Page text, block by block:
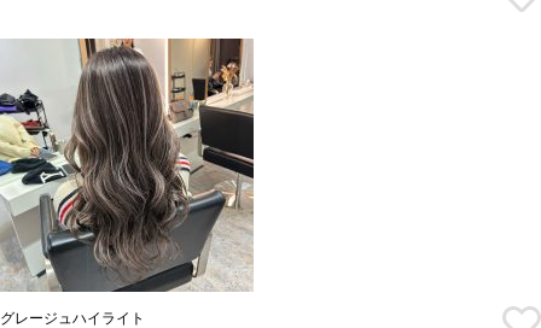
グレージュハイライト